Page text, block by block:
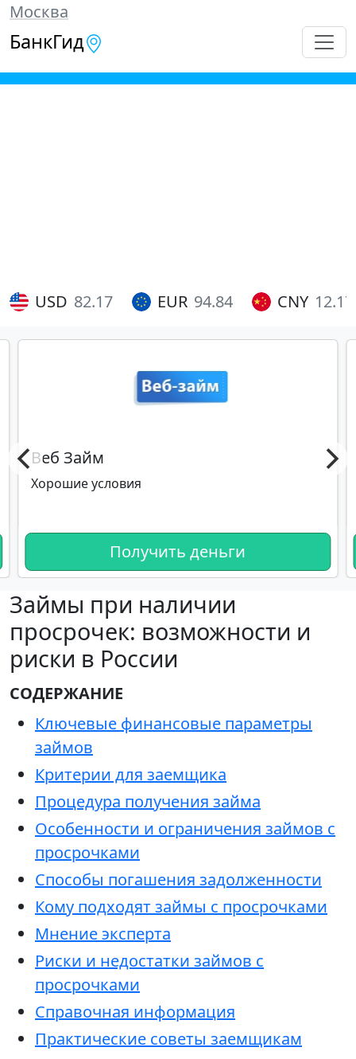
Москва
БанкГид
USD 82.17 EUR 94.84 CNY 12.17
Веб Займ
Хорошие условия
Получить деньги
Займы при наличии
просрочек: возможности и
риски в России
СОДЕРЖАНИЕ
Ключевые финансовые параметры
займов
Критерии для заемщика
Процедура получения займа
Особенности и ограничения займов с
просрочками
Способы погашения задолженности
Кому подходят займы с просрочками
Мнение эксперта
Риски и недостатки займов с
просрочками
Справочная информация
Практические советы заемщикам